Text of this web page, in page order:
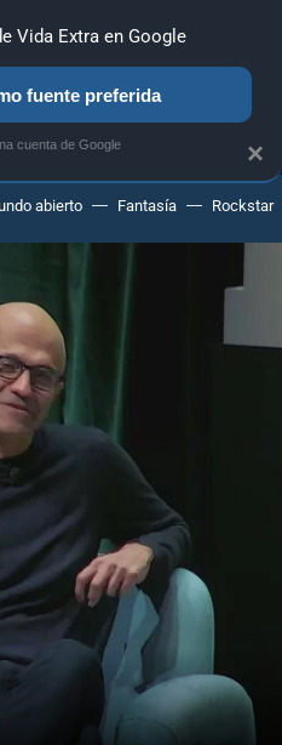
PC SONY NINTENDO
abierto Fantasía Rockstar
×
Vida Extra en Google
fuente preferida
cuenta de Google